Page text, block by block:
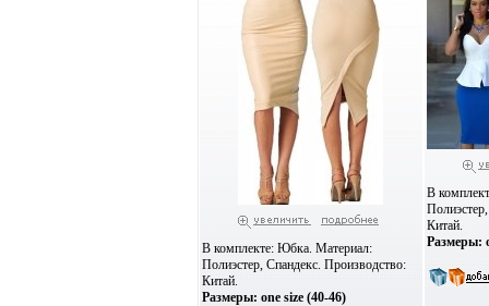
В комплекте: Юбка. Материал:
Полиэстер, Спандекс. Производство:
Китай.
Размеры: one size (40-46)
В
Китай.
Размеры: